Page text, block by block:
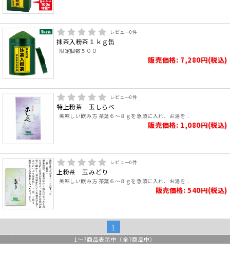
レビュー0件
抹茶入粉茶１ｋｇ缶
限定個数５００
販売価格: 7,280円(税込)
レビュー0件
特上粉茶 玉しらべ
美味しい飲み方 茶葉６～８ｇを急須に入れ、お湯を..
販売価格: 1,080円(税込)
レビュー0件
上粉茶 玉みどり
美味しい飲み方 茶葉６～８ｇを急須に入れ、お湯を..
販売価格: 540円(税込)
1
1 ～7商品表示中（全7商品中）